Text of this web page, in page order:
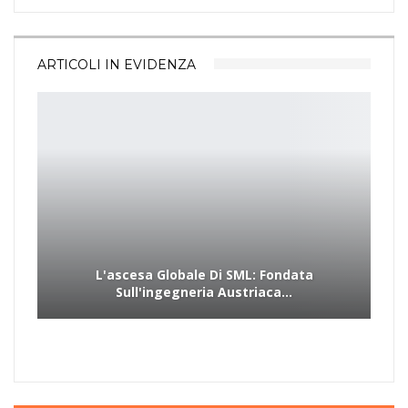
prodotto, il gruppo si impegna a creare un futuro più
sostenibile per i materiali plastici.
ARTICOLI IN EVIDENZA
L'ascesa Globale Di SML: Fondata
Sull'ingegneria Austriaca…